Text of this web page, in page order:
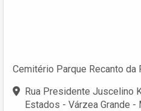
Cemitério Parque Recanto da
Rua Presidente Juscelino
Estados - Várzea Grande